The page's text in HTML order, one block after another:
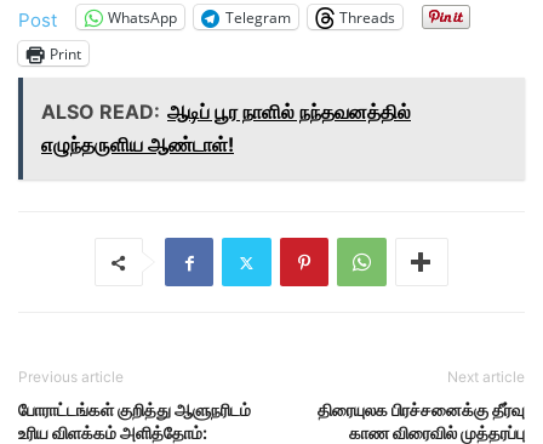
Post WhatsApp Telegram
Threads
Print
ALSO READ: ஆடிப் பூர நாளில் நந்தவனத்தில்
எழுந்தருளிய ஆண்டாள்!
Previous article
போராட்டங்கள் குறித்து ஆளுநரிடம்
உரிய விளக்கம் அளித்தோம்:
Next article
திரையுலக பிரச்சனைக்கு தீர்வு
காண விரைவில் முத்தரப்பு